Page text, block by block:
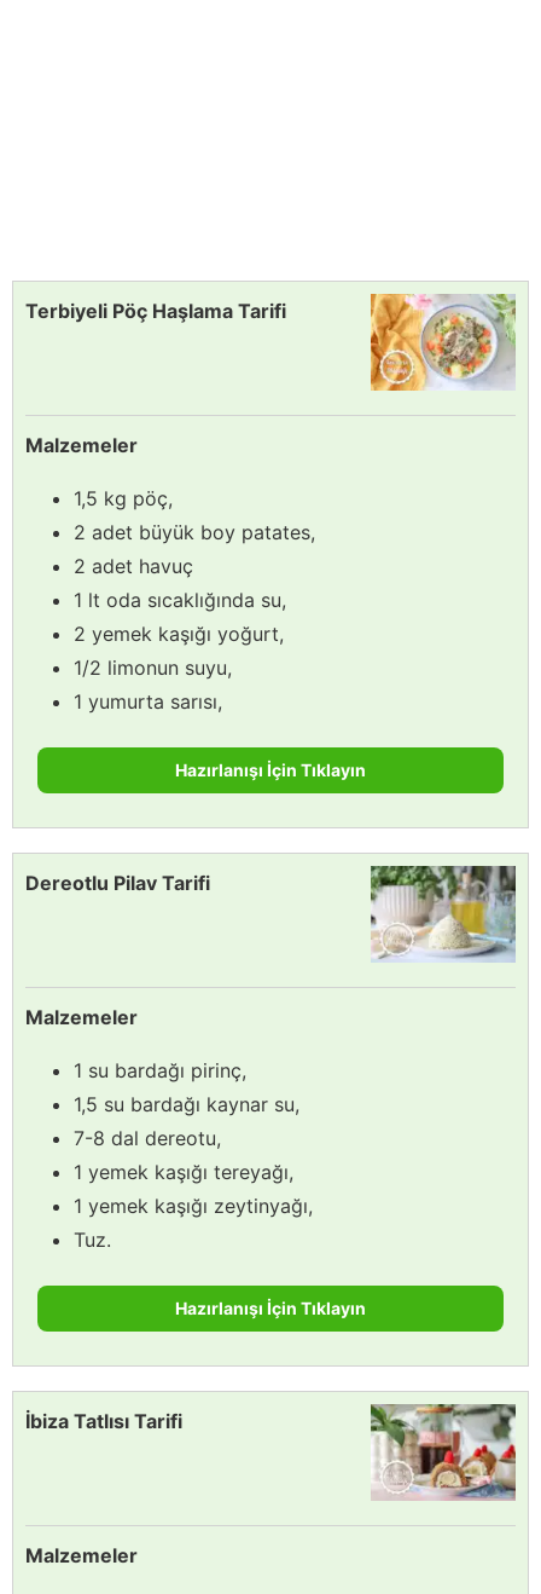
Terbiyeli Pöç Haşlama Tarifi
Malzemeler
1,5 kg pöç,
2 adet büyük boy patates,
2 adet havuç
1 lt oda sıcaklığında su,
2 yemek kaşığı yoğurt,
1/2 limonun suyu,
1 yumurta sarısı,
Hazırlanışı İçin Tıklayın
Dereotlu Pilav Tarifi
Malzemeler
1 su bardağı pirinç,
1,5 su bardağı kaynar su,
7-8 dal dereotu,
1 yemek kaşığı tereyağı,
1 yemek kaşığı zeytinyağı,
Tuz.
Hazırlanışı İçin Tıklayın
İbiza Tatlısı Tarifi
Malzemeler